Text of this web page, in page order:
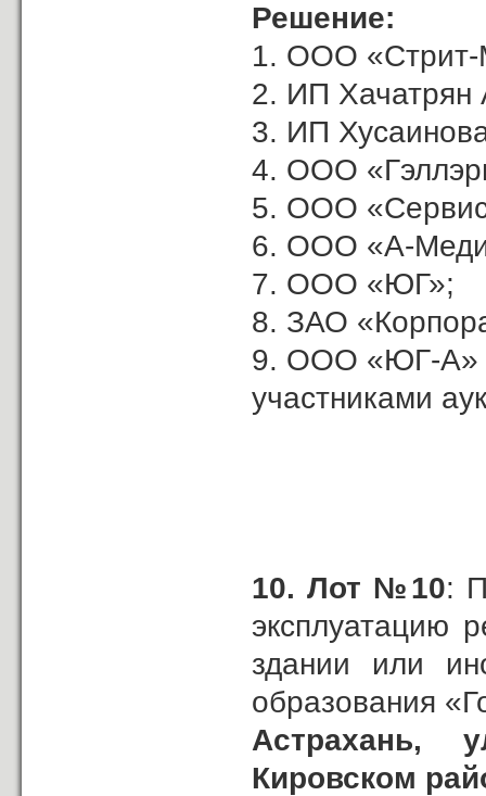
Решение:
1. ООО
2. ИП Хачатрян
3. ИП
4. ООО
5. ООО
6. ООО «А-
7. ООО «ЮГ»;
8. ЗАО
9. ООО «ЮГ-А»
участниками
10. Лот №10:
эксплуатацию
здании или
образования
Астрахань,
Кировском